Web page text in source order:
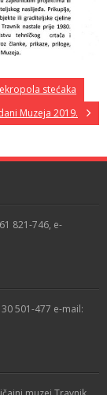
stećaka
Muzeja 2019.
821-746, e-
501-477 e-mail: